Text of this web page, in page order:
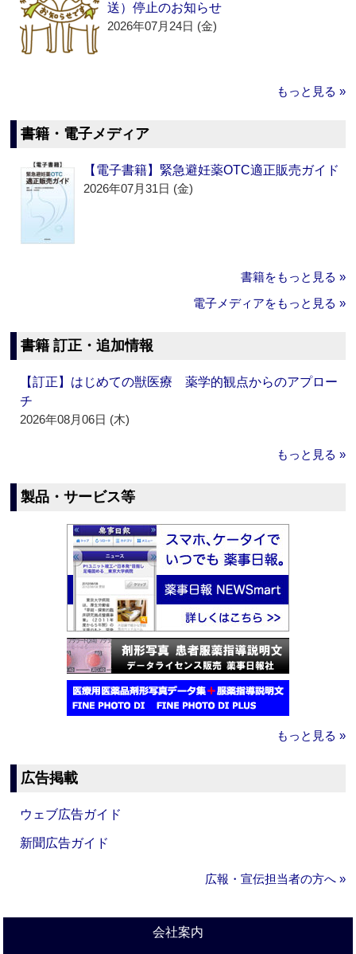
送）停止のお知らせ
2026年07月24日 (金)
もっと見る »
書籍・電子メディア
【電子書籍】緊急避妊薬OTC適正販売ガイド
2026年07月31日 (金)
書籍をもっと見る »
電子メディアをもっと見る »
書籍 訂正・追加情報
【訂正】はじめての獣医療 薬学的観点からのアプロー
チ
2026年08月06日 (木)
もっと見る »
製品・サービス等
もっと見る »
広告掲載
ウェブ広告ガイド
新聞広告ガイド
広報・宣伝担当者の方へ »
会社案内